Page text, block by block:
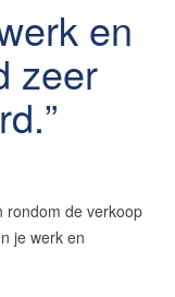
en
zeer
rondom de verkoop
je werk en